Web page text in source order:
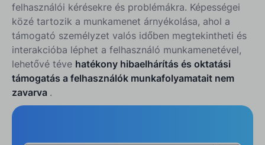
felhasználói kérésekre és problémákra. Képességei
közé tartozik a munkamenet árnyékolása, ahol a
támogató személyzet valós időben megtekintheti és
interakcióba léphet a felhasználó munkamenetével,
lehetővé téve hatékony hibaelhárítás és oktatási
támogatás a felhasználók munkafolyamatait nem
zavarva .